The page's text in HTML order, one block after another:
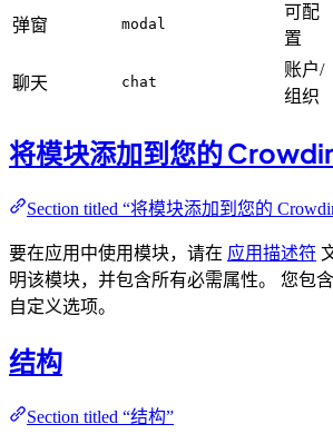
弹窗 modal
可配
置
聊天 chat
账户/
组织
将模块添加到您的
Section titled “将模块添加到您的
要在应用中使用模块，请在 应用描述符
明该模块，并包含所有必需属性。 您包
自定义选项。
结构
Section titled “结构”